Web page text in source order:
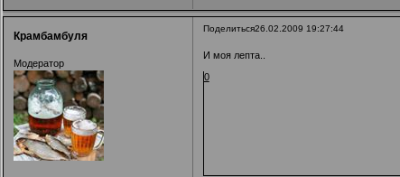
Поделиться26.02.2009 19:27:44
Крамбамбуля
Модератор
И моя лепта..
0